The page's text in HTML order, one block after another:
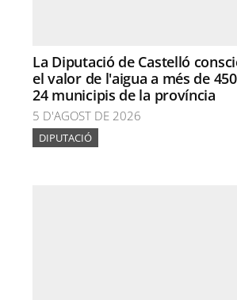
La Diputació de Castelló
el valor de l'aigua a més de
24 municipis de la província
5 D'AGOST DE 2026
DIPUTACIÓ